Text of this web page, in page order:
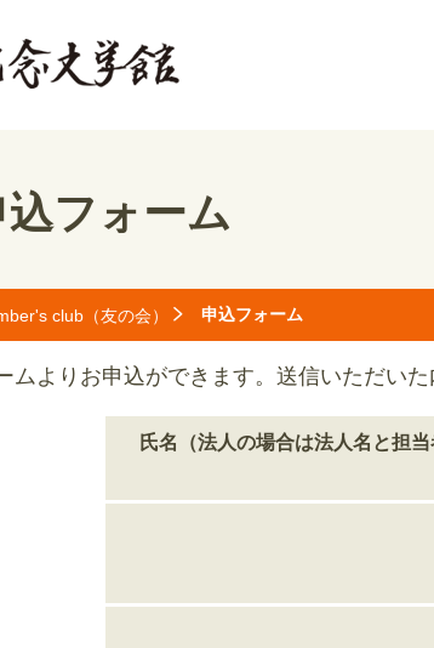
込フォーム
club（友の会） 申込フォーム
ムよりお申込ができます。送信いただい
氏名（法人の場合は法人名と担当